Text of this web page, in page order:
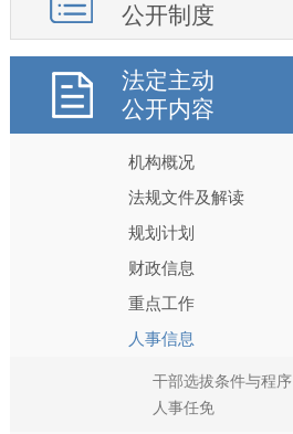
公开制度
法定主动
公开内容
机构概况
法规文件及解读
规划计划
财政信息
重点工作
人事信息
干部选拔条件与程序
人事任免